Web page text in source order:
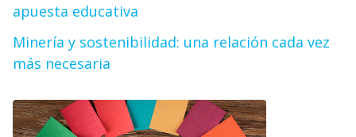
apuesta educativa
Minería y sostenibilidad: una relación cada vez
más necesaria